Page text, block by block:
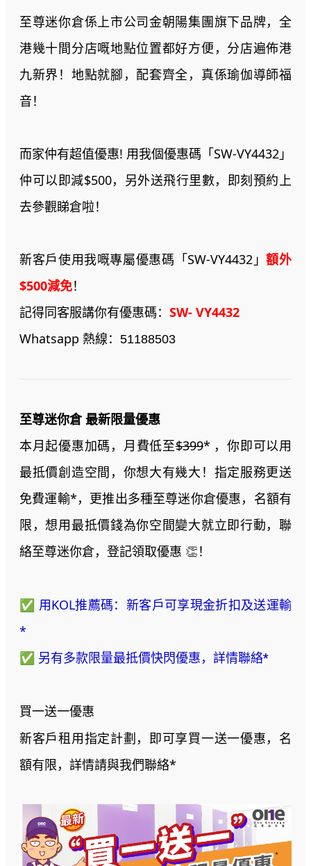
至尊迷你倉係上市公司金朝陽集團旗下品牌，全
港幾十間分店嘅地點位置都好方便，分店遍佈港
九新界！地點就腳，配套齊全，真係瑜伽導師福
音！
而家仲有超值優惠! 用我個優惠碼「SW-VY4432」
仲可以即減$500，另外送飛行里數，即刻預約上
去參觀睇倉啦！
新客戶使用我嘅專屬優惠碼「SW-VY4432」額外
$500減免！
記得同客服講你有優惠碼： SW- VY4432
Whatsapp 熱線： 51188503
至尊迷你倉 最新限量優惠
本月起優惠加碼，月費低至$399* ，你即可以用
最抵價創造空間，你想大有幾大！指定服務更送
免費運輸*，更推出多種至尊迷你倉優惠，名額有
限，想用最抵價錢為你空間變大就立即行動，聯
絡至尊迷你倉，登記領取優惠 👏！
✅ 用KOL推薦碼：新客戶可享現金折扣及送運輸
*
✅ 另有多款限量最抵價快閃優惠，詳情聯絡*
買一送一優惠
新客戶租用指定計劃，即可享買一送一優惠，名
額有限，詳情請與我們聯絡*